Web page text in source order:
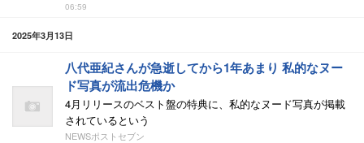
06:59
2025年3月13日
八代亜紀さんが急逝してから1年あまり 私的なヌー
ド写真が流出危機か
4月リリースのベスト盤の特典に、私的なヌード写真が掲載
されているという
NEWSポストセブン